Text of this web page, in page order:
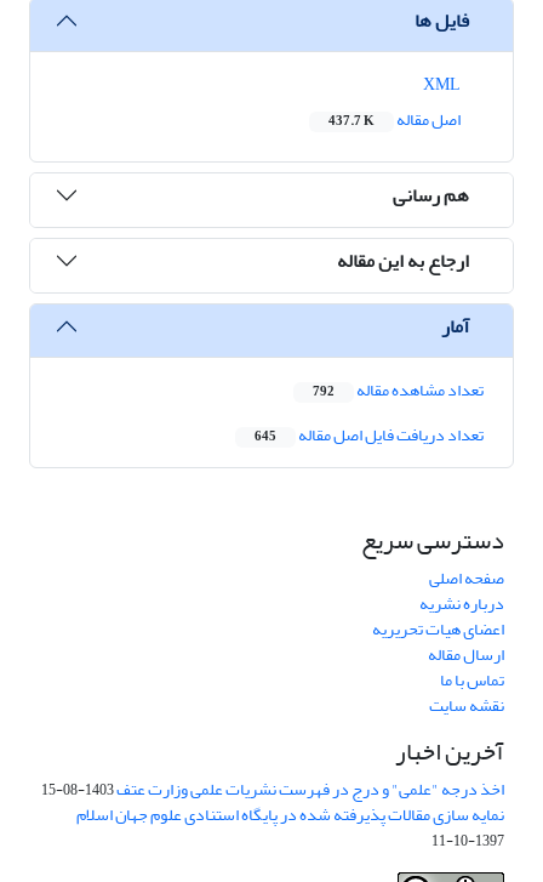
فایل ها
اصل مقاله
437.7 K
هم رسانی
ارجاع به این مقاله
آمار
تعداد مشاهده مقاله 792
تعداد دریافت فایل اصل مقاله 645
دسترسی سریع
صفحه اصلی
درباره نشریه
اعضای هیات تحریریه
ارسال مقاله
تماس با ما
نقشه سایت
آخرین اخبار
اخذ درجه "علمی" و درج در فهرست نشریات علمی وزارت عتف1403-08-15
نمایه سازی مقالات پذیرفته شده در پایگاه استنادی علوم جهان اسلام
1397-10-11